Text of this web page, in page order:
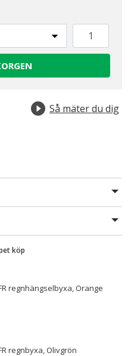
Så mäter du dig
köp
regnhängselbyxa, Orange
regnbyxa, Olivgrön